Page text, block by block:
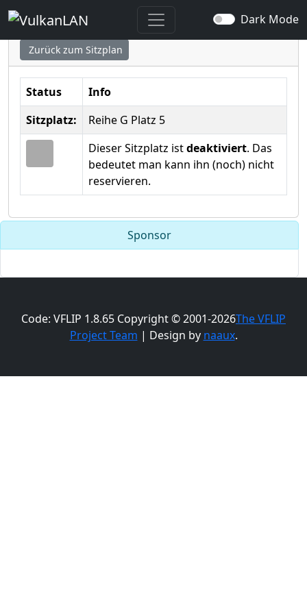
Dark Mode
Sitzplatz ausgewählt
Zurück zum Sitzplan
Status
Info
Sitzplatz:
Reihe G Platz 5
Dieser Sitzplatz istdeaktiviert. Das
bedeutet man kann ihn (noch) nicht
reservieren.
Sponsor
Code: VFLIP 1.8.65 Copyright © 2001-2026The VFLIP
Project Team | Design by naaux.